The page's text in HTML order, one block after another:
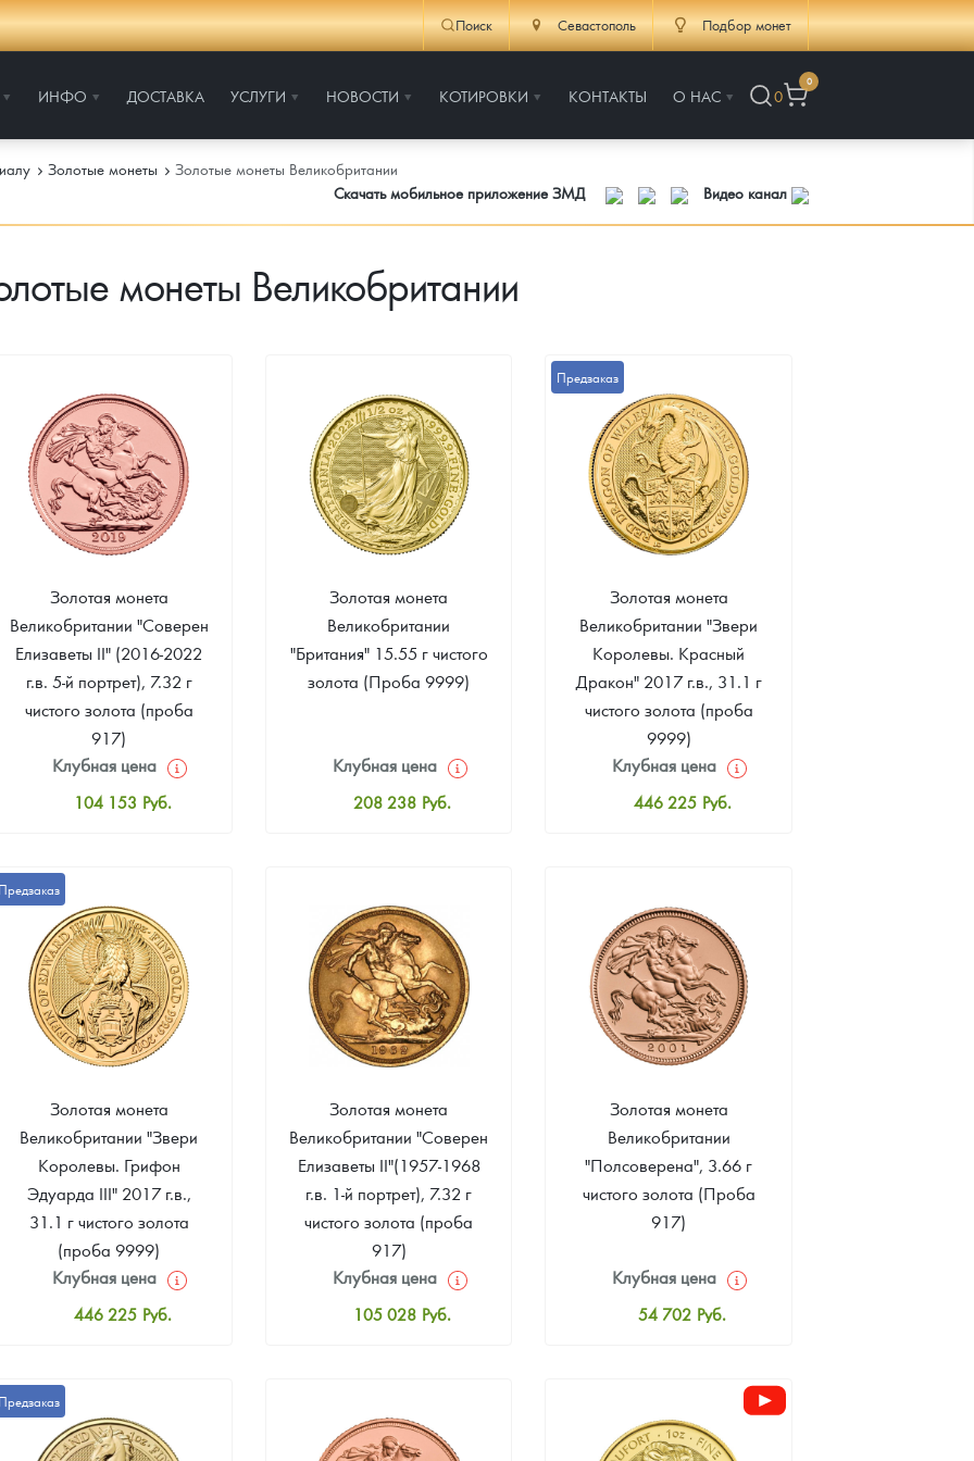
Поиск Севастополь Подбор монет
ИНФО ДОСТАВКА УСЛУГИ НОВОСТИ КОТИРОВКИ КОНТАКТЫ О НАС 0
0
платины на 2026 год
Золотые монеты
Золотые монеты Великобритании
Скачать мобильное приложение ЗМД
Видео канал
монеты Великобритании
Золотая монета
Великобритании "Соверен
Елизаветы II" (2016-2022
г.в. 5-й портрет), 7.32 г
чистого золота (проба
917)
Клубная цена
104 153 Руб.
Цена выкупа
84 897 Руб.
Золотая монета
Великобритании
"Британия" 15.55 г чистого
золота (Проба 9999)
Клубная цена
208 238 Руб.
195 223 Руб.
Предзаказ
Золотая монета
Великобритании "Звери
Королевы. Красный
Дракон" 2017 г.в., 31.1 г
чистого золота (проба
9999)
Клубная цена
446 225 Руб.
388 587 Руб.
Предзаказ
Золотая монета
Великобритании "Звери
Королевы. Грифон
Эдуарда III" 2017 г.в.,
31.1 г чистого золота
(проба 9999)
Клубная цена
446 225 Руб.
Цена выкупа
388 587 Руб.
Золотая монета
Великобритании "Соверен
Елизаветы II"(1957-1968
г.в. 1-й портрет), 7.32 г
чистого золота (проба
917)
Клубная цена
105 028 Руб.
84 897 Руб.
Золотая монета
Великобритании
"Полсоверена", 3.66 г
чистого золота (Проба
917)
Клубная цена
54 702 Руб.
42 449 Руб.
Предзаказ